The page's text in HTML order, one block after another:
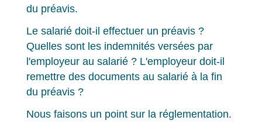
du préavis.
Le salarié doit-il effectuer un préavis ?
Quelles sont les indemnités versées par
l'employeur au salarié ? L'employeur doit-il
remettre des documents au salarié à la fin
du préavis ?
Nous faisons un point sur la réglementation.